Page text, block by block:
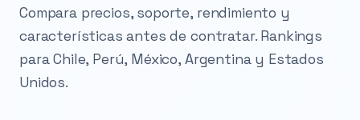
Compara precios, soporte, rendimiento y
características antes de contratar. Rankings
para Chile, Perú, México, Argentina y Estados
Unidos.